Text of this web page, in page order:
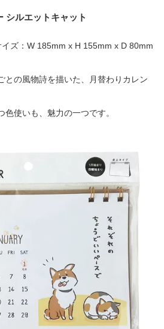
シルエットキャット
ズ：W 185mm x H 155mm x D 80mm
との風物詩を描いた、月替わりカレン
使いも、魅力の一つです。